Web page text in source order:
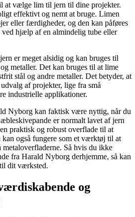
at vælge lim til jern til dine projekter.
effektivt og nemt at bruge. Limen
eller færdigheder, og den kan påføres
ved hjælp af en almindelig tube eller
er meget alsidig og kan bruges til
metaller. Det kan bruges til at lime
stål og andre metaller. Det betyder, at
af projekter, lige fra små
industrielle applikationer.
Nyborg kan faktisk være nyttig, når du
er normalt lavet af jern
praktisk og robust overflade til at
også fungere som et værktøj til at
Så hvis du ikke
fra Harald Nyborg derhjemme, så kan
dit værksted.
og